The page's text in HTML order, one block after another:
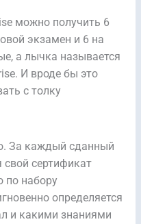
можно получить 6
экзамен и 6 на
а лычка называется
И вроде бы это
с толку
За каждый сданный
свой сертификат
по набору
определяется
и какими знаниями